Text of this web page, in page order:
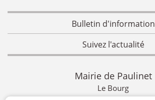
Bulletin d'information
Suivez l'actualité
Mairie de Paulinet
Le Bourg